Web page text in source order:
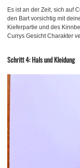
Es ist an der Zeit, sich auf
den Bart vorsichtig mit
Kieferpartie und des
Currys Gesicht Charakter
Schritt 4: Hals und Kleidung